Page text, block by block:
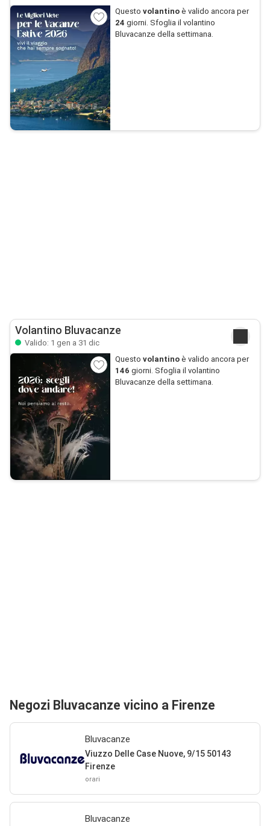
Questo volantinoè valido ancora per
24 giorni. Sfoglia il volantino
Bluvacanze della settimana.
Volantino Bluvacanze
Valido: 1 gen a 31 dic
Questo volantinoè valido ancora per
146 giorni. Sfoglia il volantino
Bluvacanze della settimana.
Negozi Bluvacanze vicino a Firenze
Bluvacanze
Viuzzo Delle Case Nuove, 9/15 50143
Firenze
orari
Bluvacanze